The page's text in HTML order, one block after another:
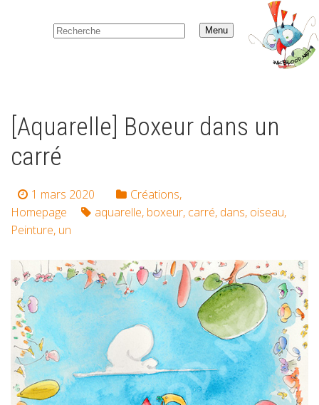
Menu
[Aquarelle] Boxeur dans un
carré
1 mars 2020 Créations,
Homepage
aquarelle, boxeur, carré, dans, oiseau,
Peinture, un